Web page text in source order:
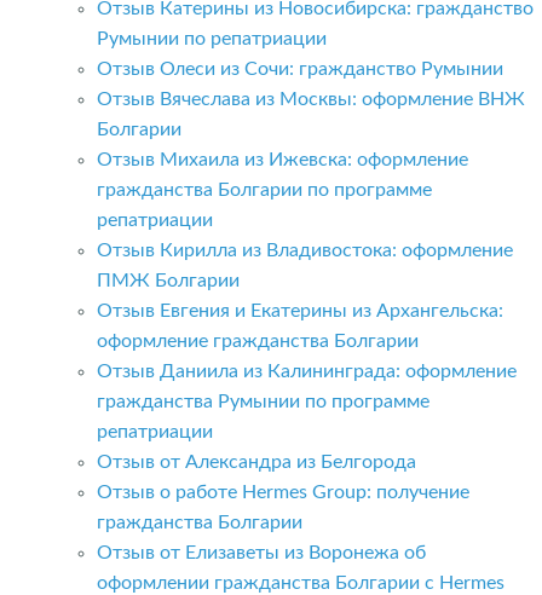
Отзыв Катерины из Новосибирска: гражданство
Румынии по репатриации
Отзыв Олеси из Сочи: гражданство Румынии
Отзыв Вячеслава из Москвы: оформление ВНЖ
Болгарии
Отзыв Михаила из Ижевска: оформление
гражданства Болгарии по программе
репатриации
Отзыв Кирилла из Владивостока: оформление
ПМЖ Болгарии
Отзыв Евгения и Екатерины из Архангельска:
оформление гражданства Болгарии
Отзыв Даниила из Калининграда: оформление
гражданства Румынии по программе
репатриации
Отзыв от Александра из Белгорода
Отзыв о работе Hermes Group: получение
гражданства Болгарии
Отзыв от Елизаветы из Воронежа об
оформлении гражданства Болгарии с Hermes